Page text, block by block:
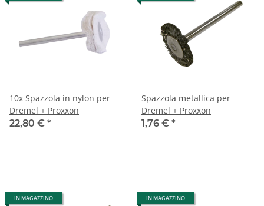
10x Spazzola in nylon per
Dremel + Proxxon
22,80 € *
Spazzola metallica per
Dremel + Proxxon
1,76 € *
IN MAGAZZINO IN MAGAZZINO